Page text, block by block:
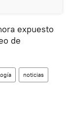
expuesto
de
noticias